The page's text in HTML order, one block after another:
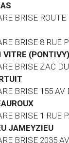
BRISE
BRISE 8 RUE
VITRE (PONTIVY)
BRISE ZAC
BRISE 155 AV
BRISE 1 RUE
JAMEYZIEU
BRISE 2035